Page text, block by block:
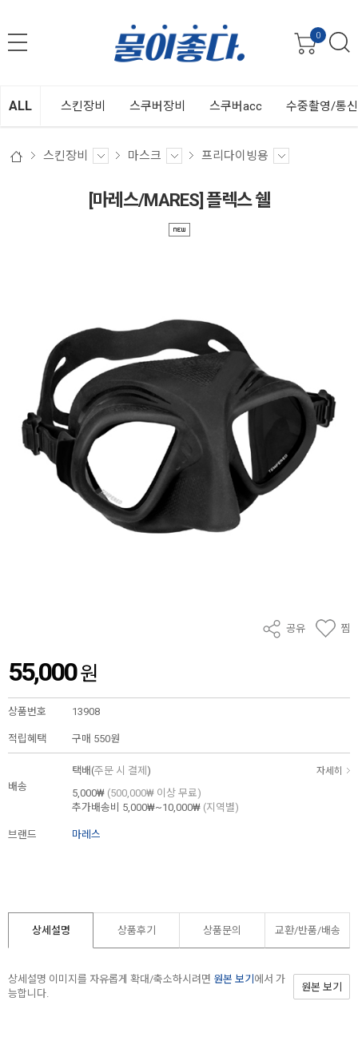
0
ALL 스킨장비 스쿠버장비 스쿠버acc 수중촬영/통
스킨장비 마스크 프리다이빙용
[마레스/MARES] 플렉스 쉘
공유 찜
55,000원
상품번호 13908
적립혜택 구매 550원
배송
택배(주문 시 결제 ) 자세히
5,000₩ (500,000₩ 이상 무료)
추가배송비
5,000₩~10,000₩ (지역별)
브랜드 마레스
상세설명 상품후기 상품문의 교환/반품/배송
상세설명 이미지를 자유롭게 확대/축소하시려면 원본 보기 에서 가
능합니다.
원본 보기